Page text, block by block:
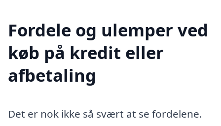
Fordele og ulemper ved
køb på kredit eller
afbetaling
Det er nok ikke så svært at se fordelene.